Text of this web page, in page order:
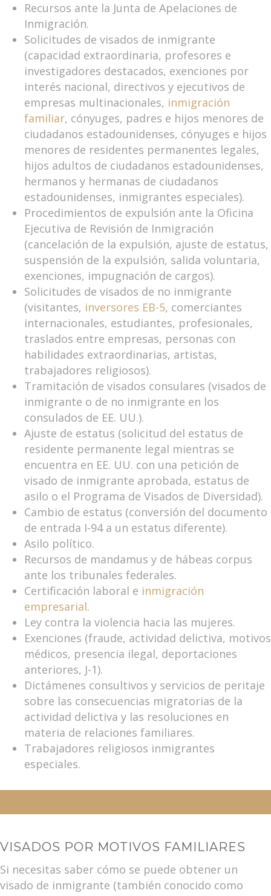
Recursos ante la Junta de Apelaciones de
Inmigración.
Solicitudes de visados de inmigrante
(capacidad extraordinaria, profesores e
investigadores destacados, exenciones por
interés nacional, directivos y ejecutivos de
empresas multinacionales, inmigración
familiar, cónyuges, padres e hijos menores de
ciudadanos estadounidenses, cónyuges e hijos
menores de residentes permanentes legales,
hijos adultos de ciudadanos estadounidenses,
hermanos y hermanas de ciudadanos
estadounidenses, inmigrantes especiales).
Procedimientos de expulsión ante la Oficina
Ejecutiva de Revisión de Inmigración
(cancelación de la expulsión, ajuste de estatus,
suspensión de la expulsión, salida voluntaria,
exenciones, impugnación de cargos).
Solicitudes de visados de no inmigrante
(visitantes, inversores EB-5, comerciantes
internacionales, estudiantes, profesionales,
traslados entre empresas, personas con
habilidades extraordinarias, artistas,
trabajadores religiosos).
Tramitación de visados consulares (visados de
inmigrante o de no inmigrante en los
consulados de EE. UU.).
Ajuste de estatus (solicitud del estatus de
residente permanente legal mientras se
encuentra en EE. UU. con una petición de
visado de inmigrante aprobada, estatus de
asilo o el Programa de Visados de Diversidad).
Cambio de estatus (conversión del documento
de entrada I-94 a un estatus diferente).
Asilo político.
Recursos de mandamus y de hábeas corpus
ante los tribunales federales.
Certificación laboral e inmigración
empresarial.
Ley contra la violencia hacia las mujeres.
Exenciones (fraude, actividad delictiva, motivos
médicos, presencia ilegal, deportaciones
anteriores, J-1).
Dictámenes consultivos y servicios de peritaje
sobre las consecuencias migratorias de la
actividad delictiva y las resoluciones en
materia de relaciones familiares.
Trabajadores religiosos inmigrantes
especiales.
VISADOS POR MOTIVOS FAMILIARES
Si necesitas saber cómo se puede obtener un
visado de inmigrante (también conocido como